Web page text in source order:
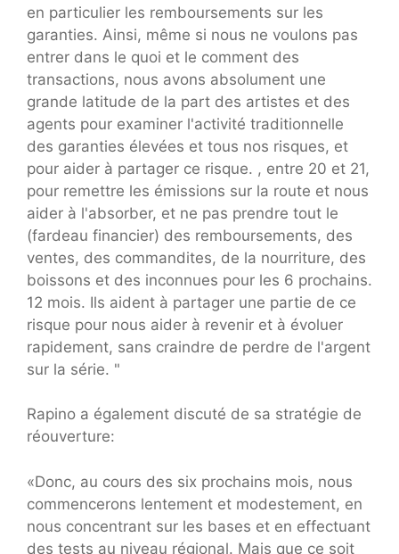
en particulier les remboursements sur les
garanties. Ainsi, même si nous ne voulons pas
entrer dans le quoi et le comment des
transactions, nous avons absolument une
grande latitude de la part des artistes et des
agents pour examiner l'activité traditionnelle
des garanties élevées et tous nos risques, et
pour aider à partager ce risque. , entre 20 et 21,
pour remettre les émissions sur la route et nous
aider à l'absorber, et ne pas prendre tout le
(fardeau financier) des remboursements, des
ventes, des commandites, de la nourriture, des
boissons et des inconnues pour les 6 prochains.
12 mois. Ils aident à partager une partie de ce
risque pour nous aider à revenir et à évoluer
rapidement, sans craindre de perdre de l'argent
sur la série. "
Rapino a également discuté de sa stratégie de
réouverture:
«Donc, au cours des six prochains mois, nous
commencerons lentement et modestement, en
nous concentrant sur les bases et en effectuant
des tests au niveau régional. Mais que ce soit